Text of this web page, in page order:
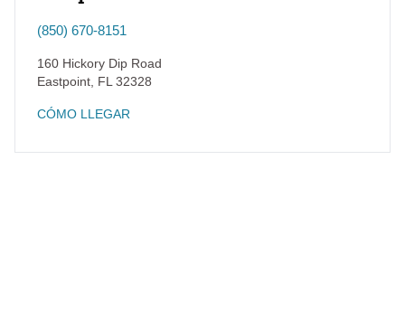
(850) 670-8151
160 Hickory Dip Road
Eastpoint FL 32328
CÓMO LLEGAR